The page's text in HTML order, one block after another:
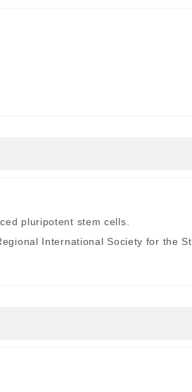
pluripotent stem cells.
International Society for the